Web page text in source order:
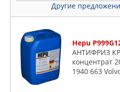
Другие
Hepu
АНТИФРИЗ
концентрат
1940 663